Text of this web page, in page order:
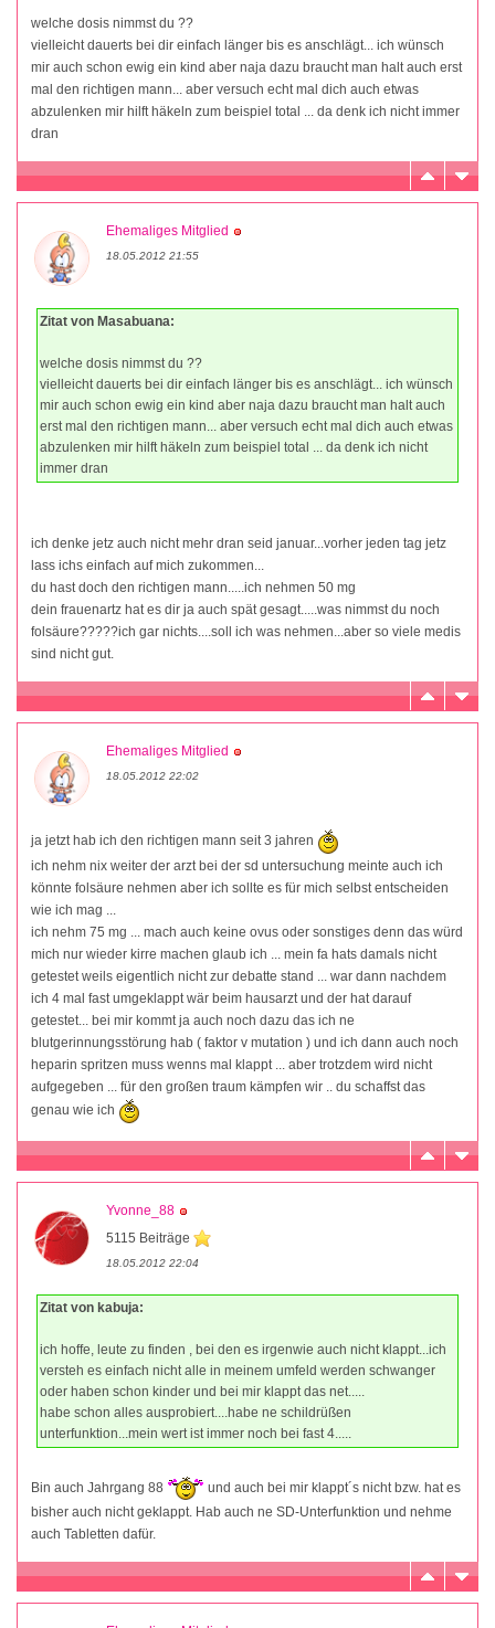
welche dosis nimmst du ??
vielleicht dauerts bei dir einfach länger bis es anschlägt... ich wünsch
mir auch schon ewig ein kind aber naja dazu braucht man halt auch erst
mal den richtigen mann... aber versuch echt mal dich auch etwas
abzulenken mir hilft häkeln zum beispiel total ... da denk ich nicht immer
dran
Ehemaliges Mitglied
18.05.2012 21:55
Zitat von Masabuana:
welche dosis nimmst du ??
vielleicht dauerts bei dir einfach länger bis es anschlägt... ich wünsch
mir auch schon ewig ein kind aber naja dazu braucht man halt auch
erst mal den richtigen mann... aber versuch echt mal dich auch etwas
abzulenken mir hilft häkeln zum beispiel total ... da denk ich nicht
immer dran
ich denke jetz auch nicht mehr dran seid januar...vorher jeden tag jetz
lass ichs einfach auf mich zukommen...
du hast doch den richtigen mann.....ich nehmen 50 mg
dein frauenartz hat es dir ja auch spät gesagt.....was nimmst du noch
folsäure?????ich gar nichts....soll ich was nehmen...aber so viele medis
sind nicht gut.
Ehemaliges Mitglied
18.05.2012 22:02
ja jetzt hab ich den richtigen mann seit 3 jahren
ich nehm nix weiter der arzt bei der sd untersuchung meinte auch ich
könnte folsäure nehmen aber ich sollte es für mich selbst entscheiden
wie ich mag ...
ich nehm 75 mg ... mach auch keine ovus oder sonstiges denn das würd
mich nur wieder kirre machen glaub ich ... mein fa hats damals nicht
getestet weils eigentlich nicht zur debatte stand ... war dann nachdem
ich 4 mal fast umgeklappt wär beim hausarzt und der hat darauf
getestet... bei mir kommt ja auch noch dazu das ich ne
blutgerinnungsstörung hab ( faktor v mutation ) und ich dann auch noch
heparin spritzen muss wenns mal klappt ... aber trotzdem wird nicht
aufgegeben ... für den großen traum kämpfen wir .. du schaffst das
genau wie ich
Yvonne_88
5115 Beiträge
18.05.2012 22:04
Zitat von kabuja:
ich hoffe, leute zu finden , bei den es irgenwie auch nicht klappt...ich
versteh es einfach nicht alle in meinem umfeld werden schwanger
oder haben schon kinder und bei mir klappt das net.....
habe schon alles ausprobiert....habe ne schildrüßen
unterfunktion...mein wert ist immer noch bei fast 4.....
Bin auch Jahrgang 88
und auch bei mir klappt´s nicht bzw. hat es
bisher auch nicht geklappt. Hab auch ne SD-Unterfunktion und nehme
auch Tabletten dafür.